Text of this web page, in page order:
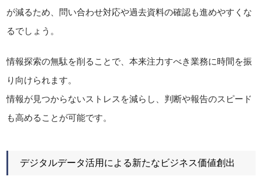
が減るため、問い合わせ対応や過去資料の確認も進めやすくな
るでしょう。
情報探索の無駄を削ることで、本来注力すべき業務に時間を振
り向けられます。
情報が見つからないストレスを減らし、判断や報告のスピード
も高めることが可能です。
デジタルデータ活用による新たなビジネス価値創出